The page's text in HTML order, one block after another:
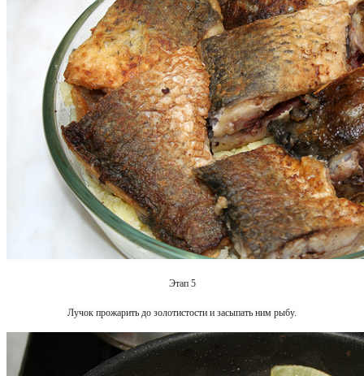
Этап 5
Лучок прожарить до золотистости и засыпать ним рыбу.